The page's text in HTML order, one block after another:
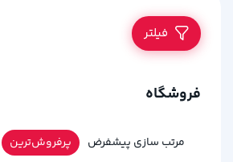
فیلتر
فروشگاه
مرتب سازی پیشفرض پرفروش‌ترین